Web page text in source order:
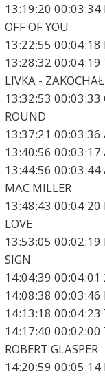
13:19:20 00:03:34
OFF OF YOU
13:22:55 00:04:18
13:28:32 00:04:19
LIVKA -
13:32:53 00:03:33
ROUND
13:37:21 00:03:36
13:40:56 00:03:17
13:44:56 00:03:44
MAC MILLER
13:48:43 00:04:20
LOVE
13:53:05 00:02:19
SIGN
14:04:39 00:04:01
14:08:38 00:03:46
14:13:18 00:04:23
14:17:40 00:02:00
ROBERT GLASPER
14:20:59 00:05:14